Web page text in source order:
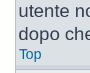
utente
dopo
Top